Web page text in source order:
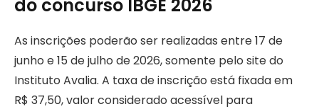
do concurso IBGE 2026
As inscrições poderão ser realizadas entre 17 de
junho e 15 de julho de 2026, somente pelo site do
Instituto Avalia. A taxa de inscrição está fixada em
R$ 37,50, valor considerado acessível para